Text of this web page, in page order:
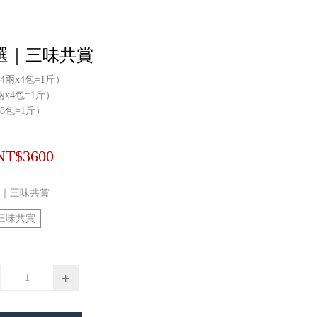
｜三味共賞
x4包=1斤）
包=1斤）
=1斤）
三味共賞
味共賞
+